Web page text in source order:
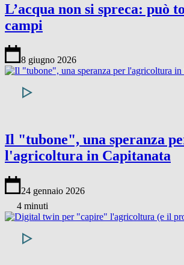
L’acqua non si spreca: può
campi
8 giugno 2026
Il "tubone", una speranza
l'agricoltura in Capitanata
24 gennaio 2026
4 minuti